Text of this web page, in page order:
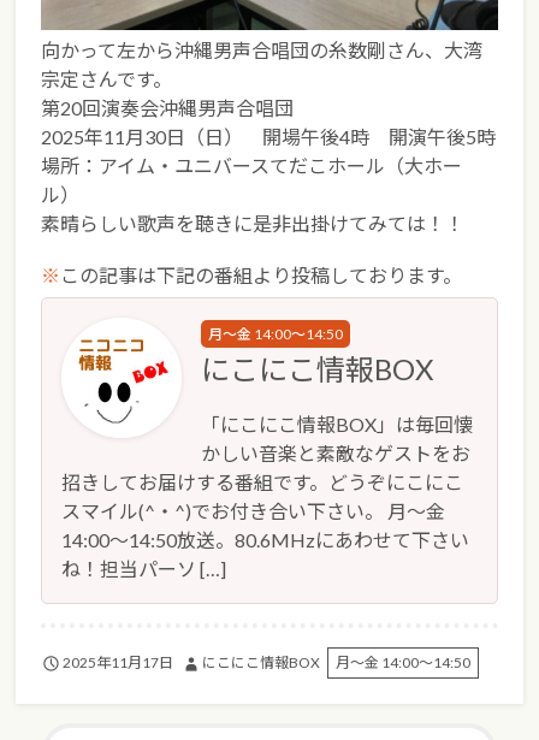
向かって左から沖縄男声合唱団の糸数剛さん、大湾
宗定さんです。
第20回演奏会沖縄男声合唱団
2025年11月30日（日） 開場午後4時 開演午後5時
場所：アイム・ユニバースてだこホール（大ホー
ル）
素晴らしい歌声を聴きに是非出掛けてみては！！
※ この記事は下記の番組より投稿しております。
月～金 14:00～14:50
にこにこ情報BOX
「にこにこ情報BOX」は毎回懐
かしい音楽と素敵なゲストをお
招きしてお届けする番組です。どうぞにこにこ
スマイル(^・^)でお付き合い下さい。 月～金
14:00～14:50放送。80.6MHzにあわせて下さい
ね！担当パーソ […]
2025年11月17日 にこにこ情報BOX 月～金 14:00～14:50